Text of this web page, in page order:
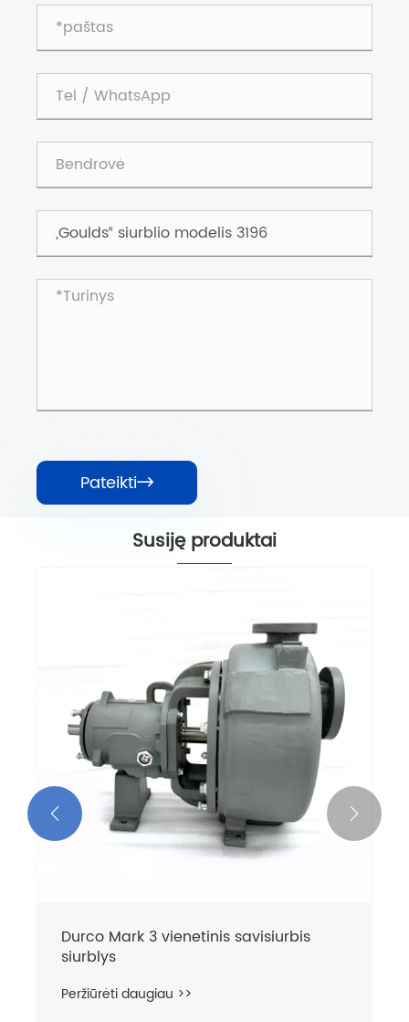
Pateikti
Susiję produktai
Durco Mark 3 vienetinis savisiurbis
siurblys
Peržiūrėti daugiau >>
 